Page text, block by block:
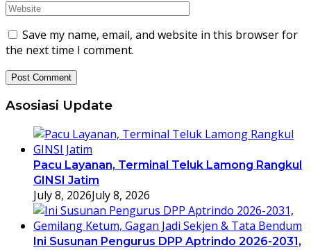
Save my name, email, and website in this browser for
the next time I comment.
Asosiasi Update
Pacu Layanan, Terminal Teluk Lamong Rangkul
GINSI Jatim
July 8, 2026July 8, 2026
Ini Susunan Pengurus DPP Aptrindo 2026-2031,